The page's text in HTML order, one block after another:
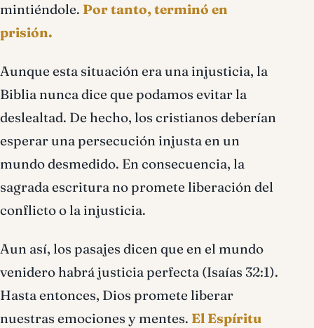
mintiéndole. Por tanto, terminó en
prisión.
Aunque esta situación era una injusticia, la
Biblia nunca dice que podamos evitar la
deslealtad. De hecho, los cristianos deberían
esperar una persecución injusta en un
mundo desmedido. En consecuencia, la
sagrada escritura no promete liberación del
conflicto o la injusticia.
Aun así, los pasajes dicen que en el mundo
venidero habrá justicia perfecta (Isaías 32:1).
Hasta entonces, Dios promete liberar
nuestras emociones y mentes. El Espíritu